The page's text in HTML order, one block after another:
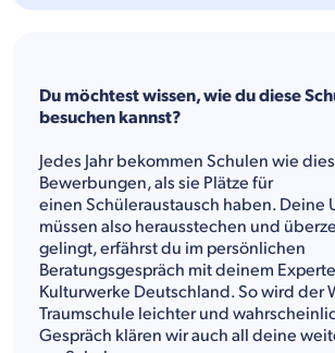
Du möchtest wissen, wie du diese
besuchen kannst?
Jedes Jahr bekommen Schulen wie
Bewerbungen, als sie Plätze für
einen Schüleraustausch haben. Deine
müssen also herausstechen und
gelingt, erfährst du im persönlichen
Beratungsgespräch mit deinem
Kulturwerke Deutschland. So wird der
Traumschule leichter und
Gespräch klären wir auch all deine